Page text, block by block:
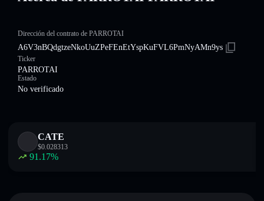
Dirección del contrato de PARROTAI
A6V3nBQdgtzeNkoUuZPeFEnEtYspKuFVL6PmNyAMn9ys
Ticker
PARROTAI
Estado
No verificado
CATE
$0.028313
91.17%